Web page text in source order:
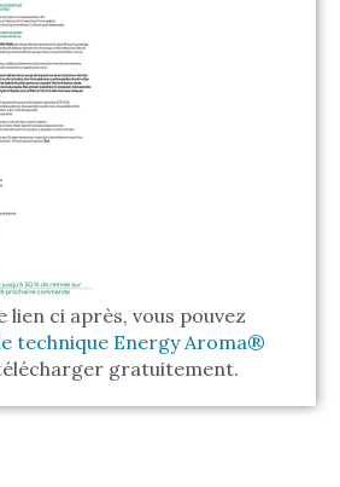
lien ci après, vous pouvez
technique Energy Aroma®
gratuitement.